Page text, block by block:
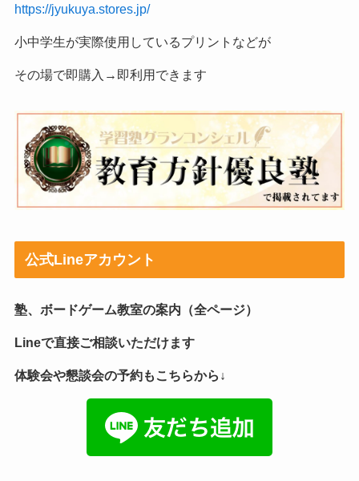
https://jyukuya.stores.jp/
小中学生が実際使用しているプリントなどが
その場で即購入→即利用できます
公式Lineアカウント
塾、ボードゲーム教室の案内（全ページ）
Lineで直接ご相談いただけます
体験会や懇談会の予約もこちらから↓